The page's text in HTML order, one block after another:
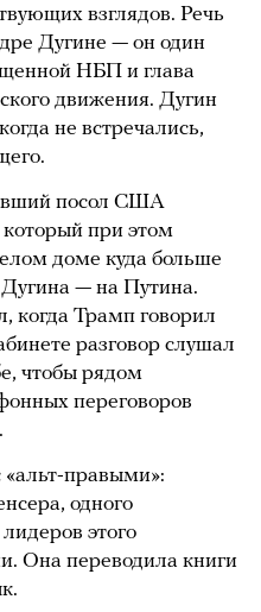
взглядов. Речь
Дугине — он один
НБП и глава
движения. Дугин
не встречались,
посол США
при этом
доме куда больше
— на Путина.
Трамп говорил
разговор слушал
чтобы рядом
переговоров
«альт-правыми»:
одного
этого
Она переводила книги